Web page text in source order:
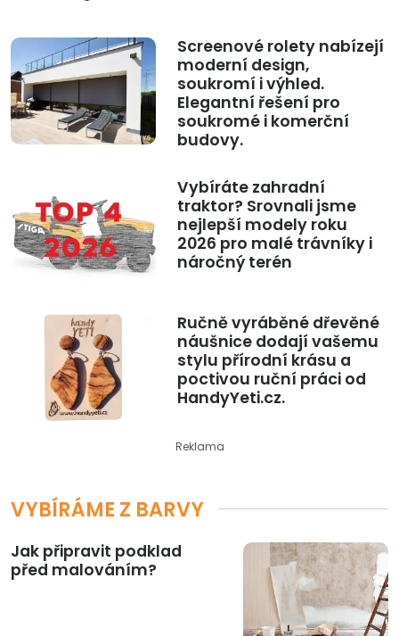
Screenové rolety nabízejí
moderní design,
soukromí i výhled.
Elegantní řešení pro
soukromé i komerční
budovy.
Vybíráte zahradní
traktor? Srovnali jsme
nejlepší modely roku
2026 pro malé trávníky i
náročný terén
Ručně vyráběné dřevěné
náušnice dodají vašemu
stylu přírodní krásu a
poctivou ruční práci od
HandyYeti.cz.
Reklama
VYBÍRÁME Z BARVY
Jak připravit podklad
před malováním?